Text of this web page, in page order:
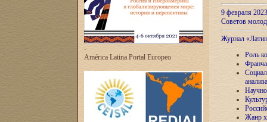
-
América Latina Portal Europeo
9 февраля
Советов
Журнал
Роль
анализа
Жанр